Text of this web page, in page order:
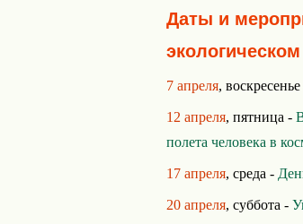
Даты и
7 апреля,
12 апреля, пятница -
полета человека в
17 апреля, среда -
20 апреля, суббота -